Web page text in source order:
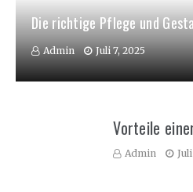
Die richtige Pflege und
Admin Juli 7, 2025
Vorteile
Admin